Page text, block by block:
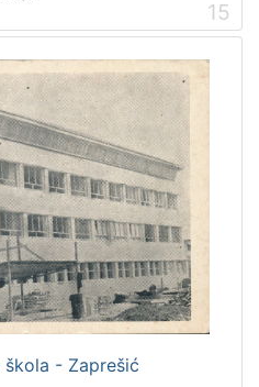
15
- Zaprešić